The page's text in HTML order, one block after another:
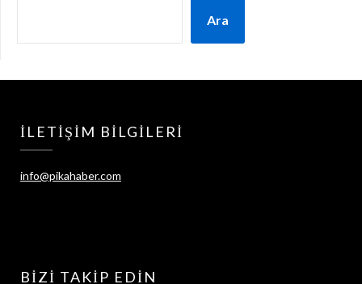
Ara
İLETIŞIM BILGILERI
info@pikahaber.com
BIZI TAKIP EDIN